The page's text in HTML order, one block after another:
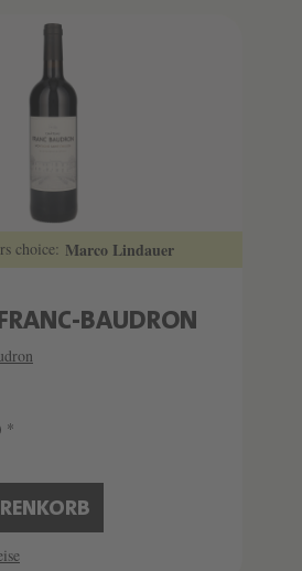
choice: Marco Lindauer
BAUDRON
*